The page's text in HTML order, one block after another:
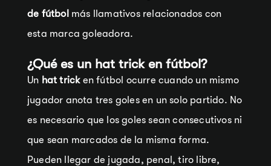
de fútbolmás llamativos relacionados con
esta marca goleadora.
¿Qué es un hat trick en fútbol?
Un hat tricken fútbol ocurre cuando un mismo
jugador anota tres goles en un solo partido. No
es necesario que los goles sean consecutivos ni
que sean marcados de la misma forma.
Pueden llegar de jugada, penal, tiro libre,